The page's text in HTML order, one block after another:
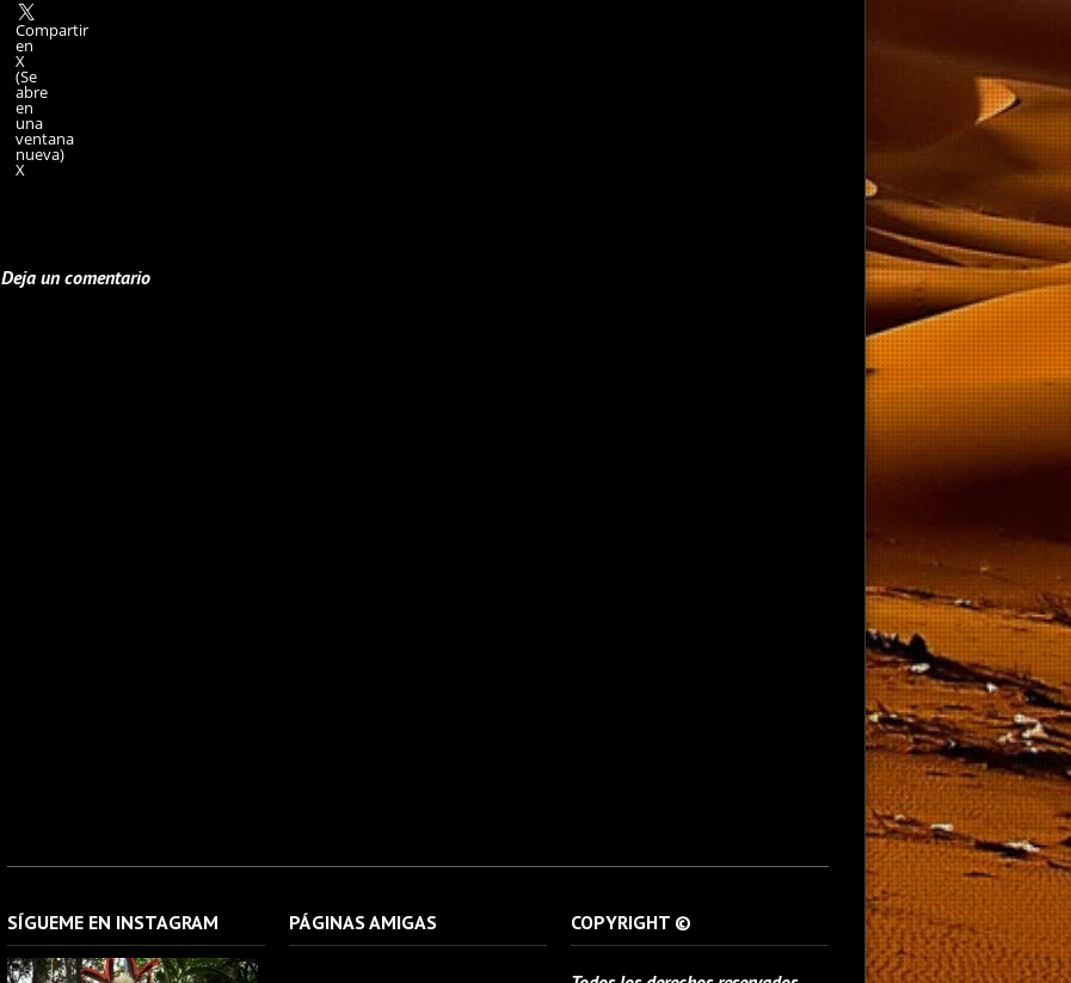
Compartir
en
X
(Se
abre
en
una
ventana
nueva)
X
Deja un comentario
SÍGUEME EN INSTAGRAM PÁGINAS AMIGAS COPYRIGHT ©